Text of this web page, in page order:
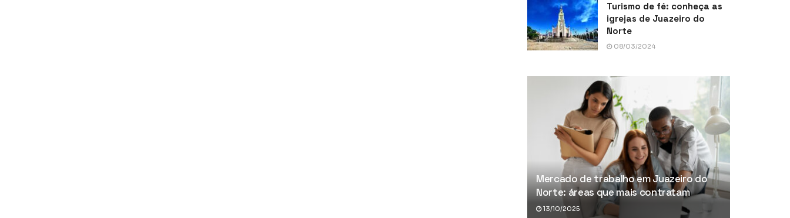
Turismo de fé: conheça as
igrejas de Juazeiro do
Norte
08/03/2024
Mercado de trabalho em Juazeiro do
Norte: áreas que mais contratam
13/10/2025